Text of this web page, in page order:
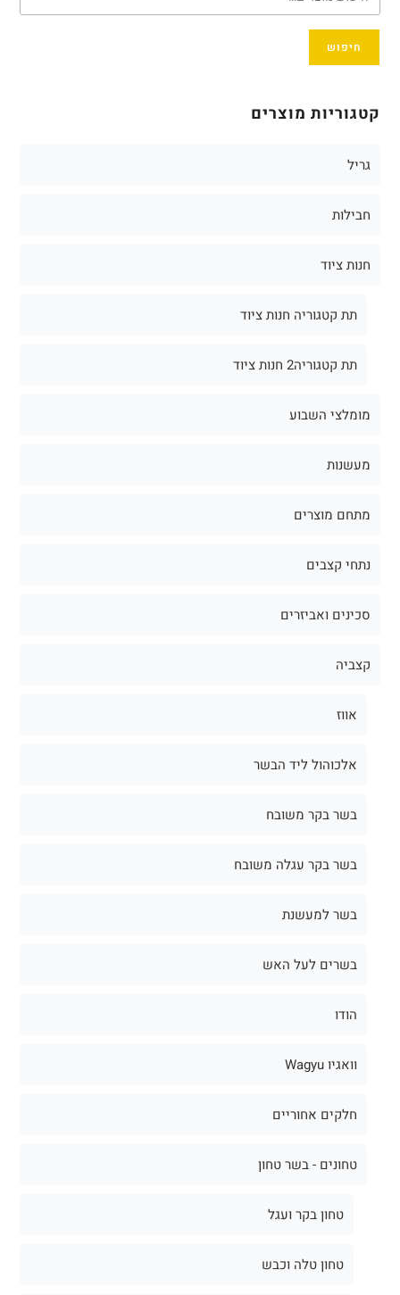
חיפוש
קטגוריות מוצרים
גריל
חבילות
חנות ציוד
תת קטגוריה חנות ציוד
תת קטגוריה2 חנות ציוד
מומלצי השבוע
מעשנות
מתחם מוצרים
נתחי קצבים
סכינים ואביזרים
קצביה
אווז
אלכוהול ליד הבשר
בשר בקר משובח
בשר בקר עגלה משובח
בשר למעשנת
בשרים לעל האש
הודו
וואגיו Wagyu
חלקים אחוריים
טחונים - בשר טחון
טחון בקר ועגל
טחון טלה וכבש